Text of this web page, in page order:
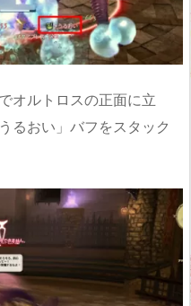
オルトロスの正面に立
るおい」バフをスタック